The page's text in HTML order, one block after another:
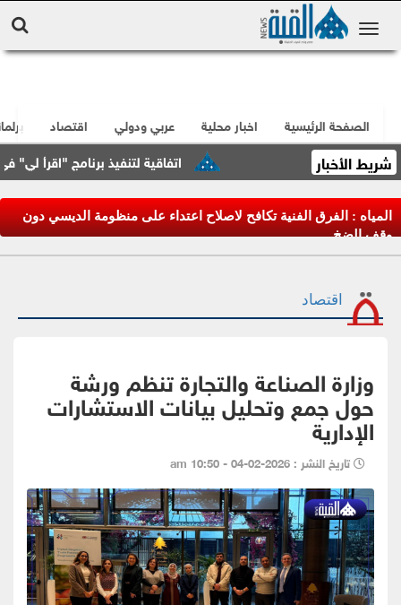
الصفحة الرئيسية اخبار محلية عربي ودولي اقتصاد
شريط الأخبار اتفاقية لتنفيذ برنامج "اقرأ لي" في
المياه : الفرق الفنية تكافح لاصلاح اعتداء على منظومة الديسي دون
وقف الضخ
اقتصاد
وزارة الصناعة والتجارة تنظم ورشة
حول جمع وتحليل بيانات الاستشارات
الإدارية
تاريخ النشر : 2026-02-04 - 10:50 am